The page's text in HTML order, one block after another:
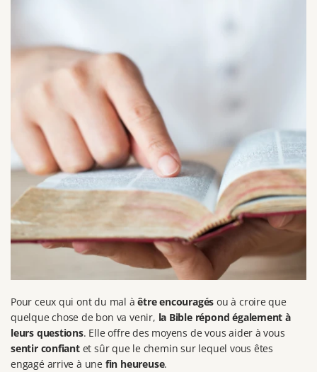
Pour ceux qui ont du mal àêtre encouragés ou à croire que
quelque chose de bon va venir, la Bible répond également à
leurs questions. Elle offre des moyens de vous aider à vous
sentir confiantet sûr que le chemin sur lequel vous êtes
engagé arrive à une fin heureuse.